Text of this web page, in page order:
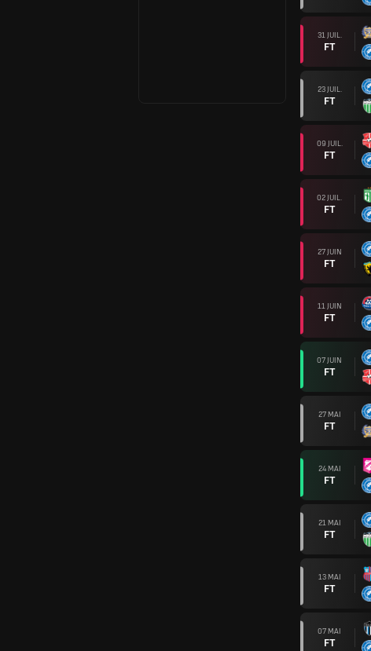
31 JUIL.
FT
23 JUIL.
FT
09 JUIL.
FT
02 JUIL.
FT
27 JUIN
FT
11 JUIN
FT
07 JUIN
FT
27 MAI
FT
24 MAI
FT
21 MAI
FT
13 MAI
FT
07 MAI
FT